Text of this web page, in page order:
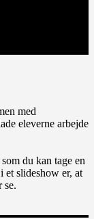
med
eleverne arbejde
du kan tage en
et slideshow er, at
se.